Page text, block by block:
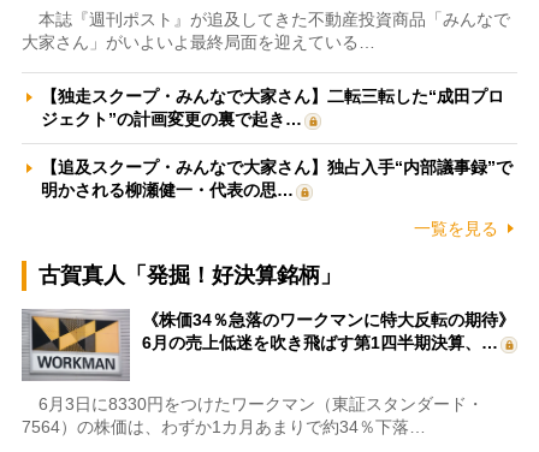
本誌『週刊ポスト』が追及してきた不動産投資商品「みんなで
大家さん」がいよいよ最終局面を迎えている…
【独走スクープ・みんなで大家さん】二転三転した“成田プロ
ジェクト”の計画変更の裏で起き…
【追及スクープ・みんなで大家さん】独占入手“内部議事録”で
明かされる柳瀬健一・代表の思…
一覧を見る
古賀真人「発掘！好決算銘柄」
《株価34％急落のワークマンに特大反転の期待》
6月の売上低迷を吹き飛ばす第1四半期決算、…
6月3日に8330円をつけたワークマン（東証スタンダード・
7564）の株価は、わずか1カ月あまりで約34％下落…